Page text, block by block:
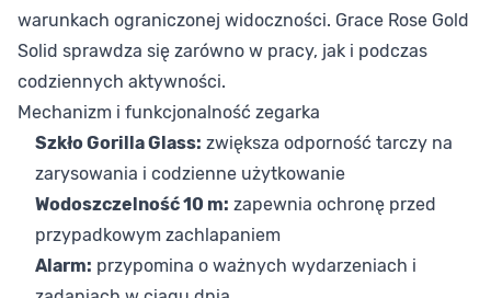
warunkach ograniczonej widoczności. Grace Rose Gold
Solid sprawdza się zarówno w pracy, jak i podczas
codziennych aktywności.
Mechanizm i funkcjonalność zegarka
Szkło Gorilla Glass: zwiększa odporność tarczy na
zarysowania i codzienne użytkowanie
Wodoszczelność 10 m: zapewnia ochronę przed
przypadkowym zachlapaniem
Alarm: przypomina o ważnych wydarzeniach i